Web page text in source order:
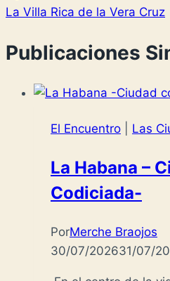
La Villa Rica de la Vera Cruz
Publicaciones
El Encuentro Las
La Habana –
Codiciada-
PorMerche Braojos
30/07/202631/07/